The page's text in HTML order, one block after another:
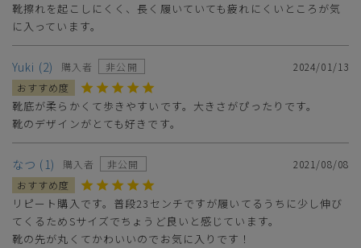
靴擦れを起こしにくく、長く履いていても疲れにくいところが気
に入っています。
Yuki 2 購入者 非公開 2024/01/13
靴底が柔らかくて歩きやすいです。大きさがぴったりです。
靴のデザインがとても好きです。
なつ 1 購入者 非公開 2021/08/08
リピート購入です。普段23センチですが履いてるうちに少し伸び
てくるためSサイズでちょうど良いと感じています。
靴の先が丸くてかわいいのでお気に入りです！